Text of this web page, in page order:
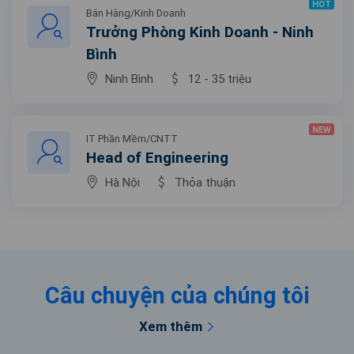
HOT
Bán Hàng/Kinh Doanh
Trưởng Phòng Kinh Doanh - Ninh
Bình
Ninh Bình 12 - 35 triệu
NEW
IT Phần Mềm/CNTT
Head of Engineering
Hà Nội Thỏa thuận
Câu chuyện của chúng tôi
Xem thêm